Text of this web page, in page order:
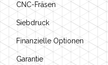
CNC-Fräsen
Siebdruck
Finanzielle Optionen
Garantie